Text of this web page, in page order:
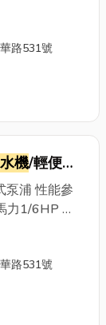
min全
9HP(EX-
使用
礫的泥漿水也
價為未稅價
路531號
機/輕便型
馬達)
泵浦 性能參
力1/6HP 最
量：
：1"
路531號